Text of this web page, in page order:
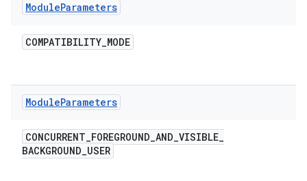
ModuleParameters
COMPATIBILITY_MODE
ModuleParameters
CONCURRENT_FOREGROUND_AND_VISIBLE_
BACKGROUND_USER